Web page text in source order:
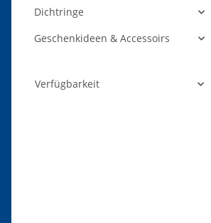
Dichtringe
Geschenkideen & Accessoirs
Verfügbarkeit